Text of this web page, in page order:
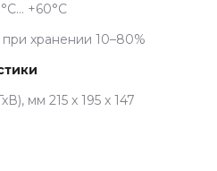
+60°C
хранении 10–80%
мм 215 x 195 x 147